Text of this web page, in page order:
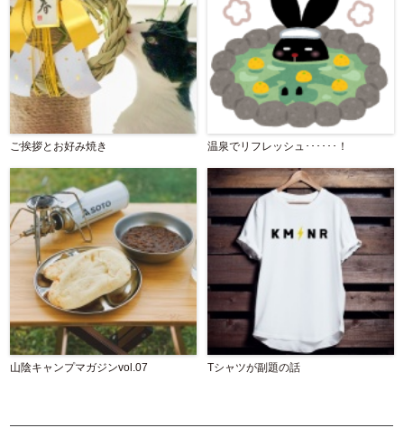
ご挨拶とお好み焼き 温泉でリフレッシュ･･････！
山陰キャンプマガジンvol.07 Tシャツが副題の話